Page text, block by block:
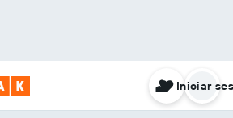
Iniciar